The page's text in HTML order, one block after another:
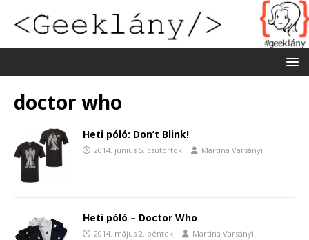
doctor who
Heti póló: Don’t Blink!
2014. június 5. csütörtök Martina Varsányi
Heti póló – Doctor Who
2014. május 2. péntek Martina Varsányi